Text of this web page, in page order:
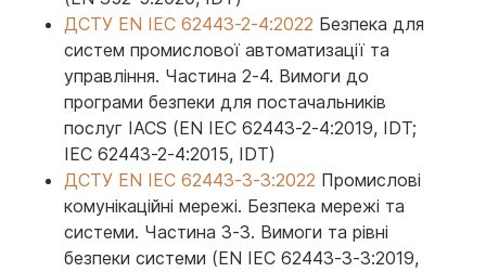
ДСТУ EN IEC 62443-2-4:2022 Безпека для
систем промислової автоматизації та
управління. Частина 2-4. Вимоги до
програми безпеки для постачальників
послуг IACS (EN IEC 62443-2-4:2019, IDT;
IEC 62443-2-4:2015, IDT)
ДСТУ EN IEC 62443-3-3:2022 Промислові
комунікаційні мережі. Безпека мережі та
системи. Частина 3-3. Вимоги та рівні
безпеки системи (EN IEC 62443-3-3:2019,